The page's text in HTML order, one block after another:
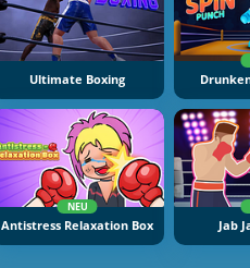
Ultimate Boxing
NEU
Antistress Relaxation Box Jab